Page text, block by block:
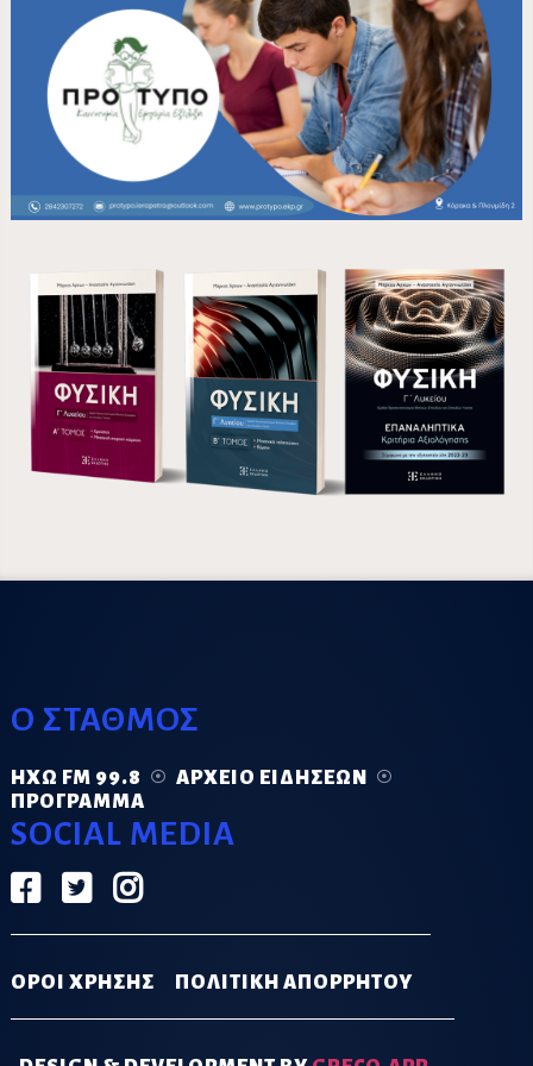
Ο ΣΤΑΘΜΟΣ
ΗΧΏ FM 99.8
ΑΡΧΕΊΟ ΕΙΔΉΣΕΩΝ
ΠΡΌΓΡΑΜΜΑ
SOCIAL MEDIA
ΟΡΟΙ ΧΡΗΣΗΣ ΠΟΛΙΤΙΚΗ ΑΠΟΡΡΗΤΟΥ